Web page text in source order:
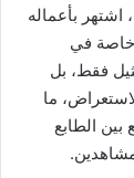
بأعماله
خاصة في
فقط، بل
ما
بين الطابع